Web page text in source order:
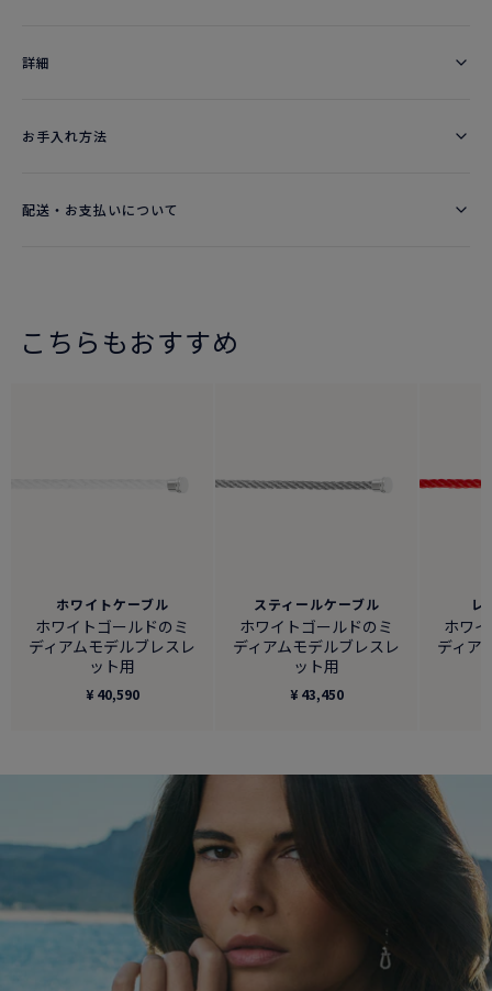
詳細​
お手入れ方法
配送・お支払いについて
こちらもおすすめ
ホワイトケーブル
ホワイトゴールドのミ
ディアムモデルブレスレ
ット用
¥ 40,590
スティールケーブル
ホワイトゴールドのミ
ディアムモデルブレスレ
ット用
¥ 43,450
レ
ホワ
ディア